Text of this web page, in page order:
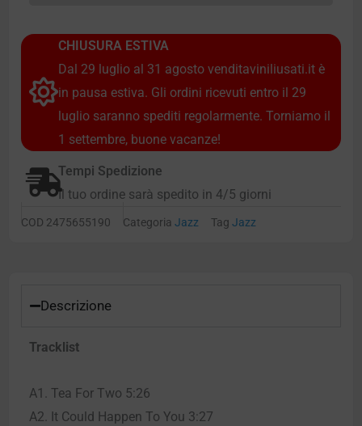
CHIUSURA ESTIVA
Dal 29 luglio al 31 agosto venditaviniliusati.it è
in pausa estiva. Gli ordini ricevuti entro il 29
luglio saranno spediti regolarmente. Torniamo il
1 settembre, buone vacanze!
Tempi Spedizione
Il tuo ordine sarà spedito in 4/5 giorni
COD 2475655190 Categoria Jazz Tag Jazz
Descrizione
Tracklist
A1. Tea For Two 5:26
A2. It Could Happen To You 3:27